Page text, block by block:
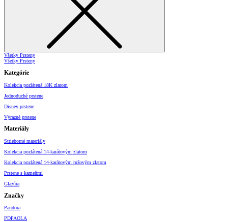
Všetky Prsteny
Všetky Prsteny
Kategórie
Kolekcia pozlátená 18K zlatom
Jednoduché prstene
Disney prstene
Výrazné prstene
Materiály
Strieborné materiály
Kolekcia pozlátená 14-karátovým zlatom
Kolekcia pozlátená 14-karátovým ružovým zlatom
Prstene s kameňmi
Glazúra
Značky
Pandora
PDPAOLA